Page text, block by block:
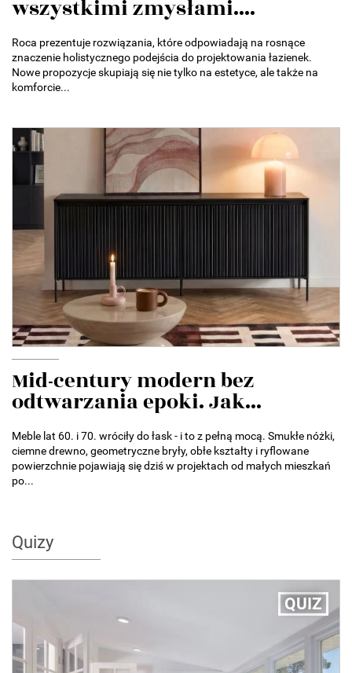
wszystkimi zmysłami....
Roca prezentuje rozwiązania, które odpowiadają na rosnące
znaczenie holistycznego podejścia do projektowania łazienek.
Nowe propozycje skupiają się nie tylko na estetyce, ale także na
komforcie...
Mid-century modern bez
odtwarzania epoki. Jak...
Meble lat 60. i 70. wróciły do łask - i to z pełną mocą. Smukłe nóżki,
ciemne drewno, geometryczne bryły, obłe kształty i ryflowane
powierzchnie pojawiają się dziś w projektach od małych mieszkań
po...
Quizy
QUIZ